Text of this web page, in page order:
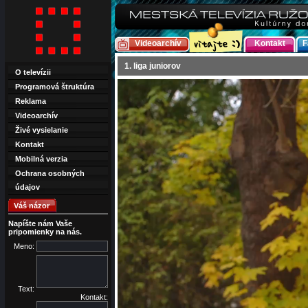
Videoarchív Kontakt
1. liga juniorov
O televízii
Programová štruktúra
Reklama
Videoarchív
Živé vysielanie
Kontakt
Mobilná verzia
Ochrana osobných
údajov
Váš názor
Napíšte nám Vaše
pripomienky na nás.
Meno:
Text:
Kontakt: